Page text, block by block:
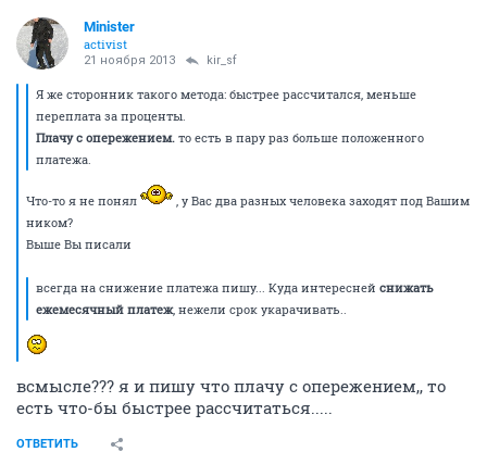
Minister
activist
21 ноября 2013 kir_sf
Я же сторонник такого метода: быстрее рассчитался, меньше
переплата за проценты.
Плачу с опережением. то есть в пару раз больше положенного
платежа.
Что-то я не понял
, у Вас два разных человека заходят под Вашим
ником?
Выше Вы писали
всегда на снижение платежа пишу... Куда интересней снижать
ежемесячный платеж, нежели срок укарачивать..
всмысле??? я и пишу что плачу с опережением,, то
есть что-бы быстрее рассчитаться.....
ОТВЕТИТЬ